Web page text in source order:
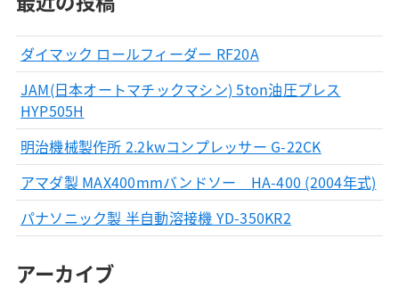
ダイマック ロールフィーダー RF20A
JAM(日本オートマチックマシン) 5ton油圧プレス
HYP505H
明治機械製作所 2.2kwコンプレッサー G-22CK
アマダ製 MAX400mmバンドソー HA-400 (2004年式)
パナソニック製 半自動溶接機 YD-350KR2
アーカイブ